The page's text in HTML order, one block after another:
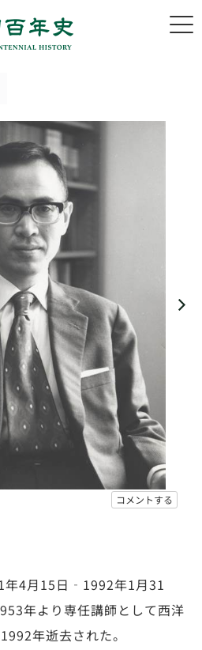
コメントする
年4月15日‐1992年1月31
年より専任講師として西洋
年逝去された。